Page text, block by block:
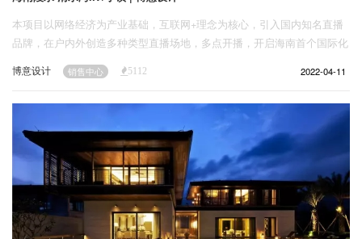
本项目以网络经济为产业基础，互联网+理念为核心，引入国内知名直播
品牌，在户内外创造多种类型直播场地，多点开播，开启海南首个国际化
直播生态艺术园区。周边的景观资源、配套相对完善，提升陵水的旅游形
象，凸显自身特色，打造具有陵水特色的度假区。
博意设计 销售中心 5112 2022-04-11